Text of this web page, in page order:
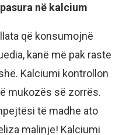
në kalcium
që konsumojnë
kanë më pak raste
Kalciumi kontrollon
mukozës së zorrës.
të madhe ato
malinje! Kalciumi